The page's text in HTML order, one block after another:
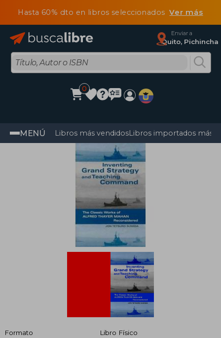
Hasta 60% dto en libros seleccionadosVer más
Enviar a
Quito, Pichincha
0
MENÚ Libros más vendidosLibros importados más
Formato
Libro Físico